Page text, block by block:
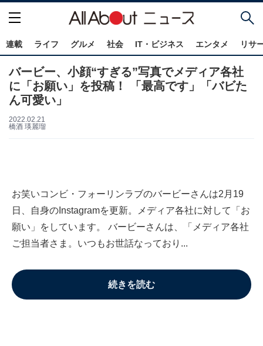
連載 ライフ グルメ 社会 IT・ビジネス エンタメ リサ
バービー、小顔“すぎる”写真でメディア各社
に「お願い」を投稿！ 「最高です」「バビた
ん可愛い」
2022.02.21
橋酒 瑛麗瑠
お笑いコンビ・フォーリンラブのバービーさんは2月19
日、自身のInstagramを更新。メディア各社に対して「お
願い」をしています。 バービーさんは、「メディア各社
ご担当者さま。いつもお世話なっており...
続きを読む